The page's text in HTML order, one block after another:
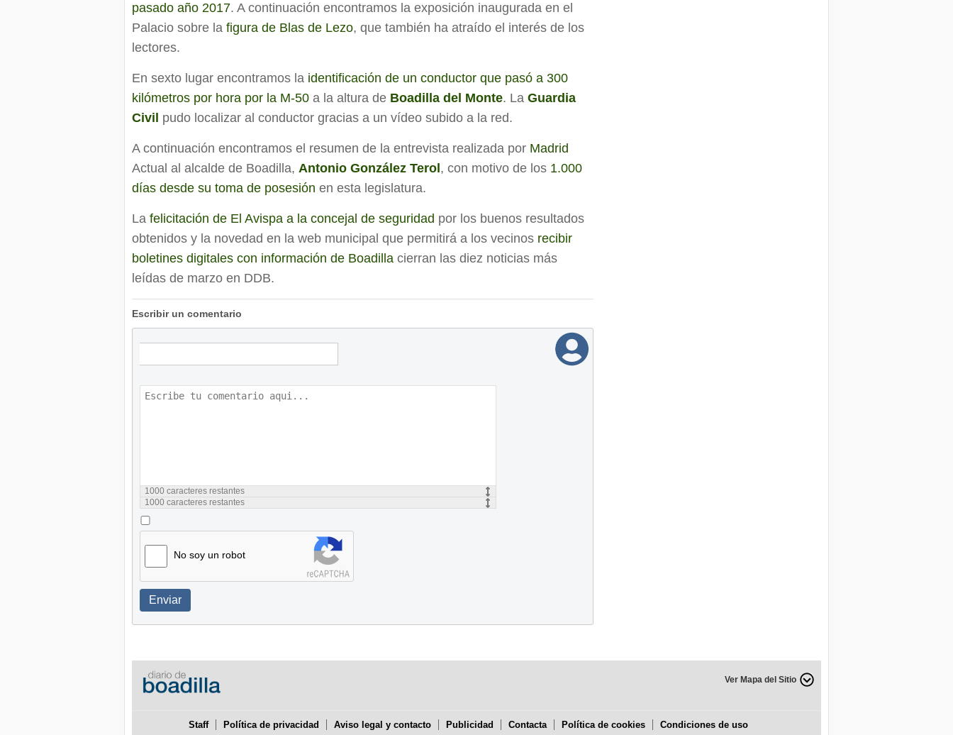
pasado año 2017. A continuación encontramos la exposición inaugurada en el
Palacio sobre la figura de Blas de Lezo, que también ha atraído el interés de los
lectores.
En sexto lugar encontramos la identificación de un conductor que pasó a 300
kilómetros por hora por la M-50 a la altura de Boadilla del Monte. La Guardia
Civil pudo localizar al conductor gracias a un vídeo subido a la red.
A continuación encontramos el resumen de la entrevista realizada por Madrid
Actual al alcalde de Boadilla, Antonio González Terol , con motivo de los 1.000
días desde su toma de posesión en esta legislatura.
La felicitación de El Avispa a la concejal de seguridad por los buenos resultados
obtenidos y la novedad en la web municipal que permitirá a los vecinos recibir
boletines digitales con información de Boadilla cierran las diez noticias más
leídas de marzo en DDB.
Escribir un comentario
1000 caracteres restantes
1000 caracteres restantes
No soy un robot
Enviar
Ver Mapa del Sitio
Staff Política de privacidad Aviso legal y contacto Publicidad Contacta Política de cookies Condiciones de uso